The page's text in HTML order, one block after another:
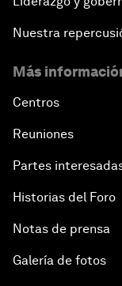
Nuestra
Más
Centros
Reuniones
Partes
Historias del Foro
Notas de prensa
Galería de fotos